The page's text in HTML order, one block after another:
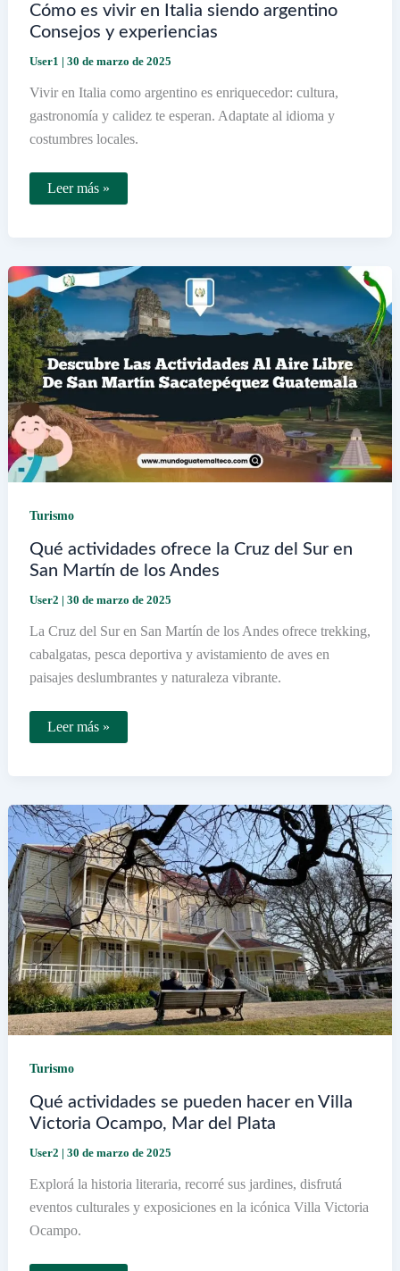
Cómo es vivir en Italia siendo argentino
Consejos y experiencias
User1 | 30 de marzo de 2025
Vivir en Italia como argentino es enriquecedor: cultura,
gastronomía y calidez te esperan. Adaptate al idioma y
costumbres locales.
Cómo
es
argentino
Consejos
y
experiencias
Leer más »
Turismo
Qué actividades ofrece la Cruz del Sur en
San Martín de los Andes
User2 | 30 de marzo de 2025
La Cruz del Sur en San Martín de los Andes ofrece trekking,
cabalgatas, pesca deportiva y avistamiento de aves en
paisajes deslumbrantes y naturaleza vibrante.
Qué
actividades
Sur
en
San
Martín
de
los
Andes
Leer más »
Turismo
Qué actividades se pueden hacer en Villa
Victoria Ocampo, Mar del Plata
User2 | 30 de marzo de 2025
Explorá la historia literaria, recorré sus jardines, disfrutá
eventos culturales y exposiciones en la icónica Villa Victoria
Ocampo.